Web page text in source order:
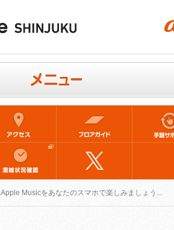
Apple Musicをあなたのスマホで楽しみましょう...